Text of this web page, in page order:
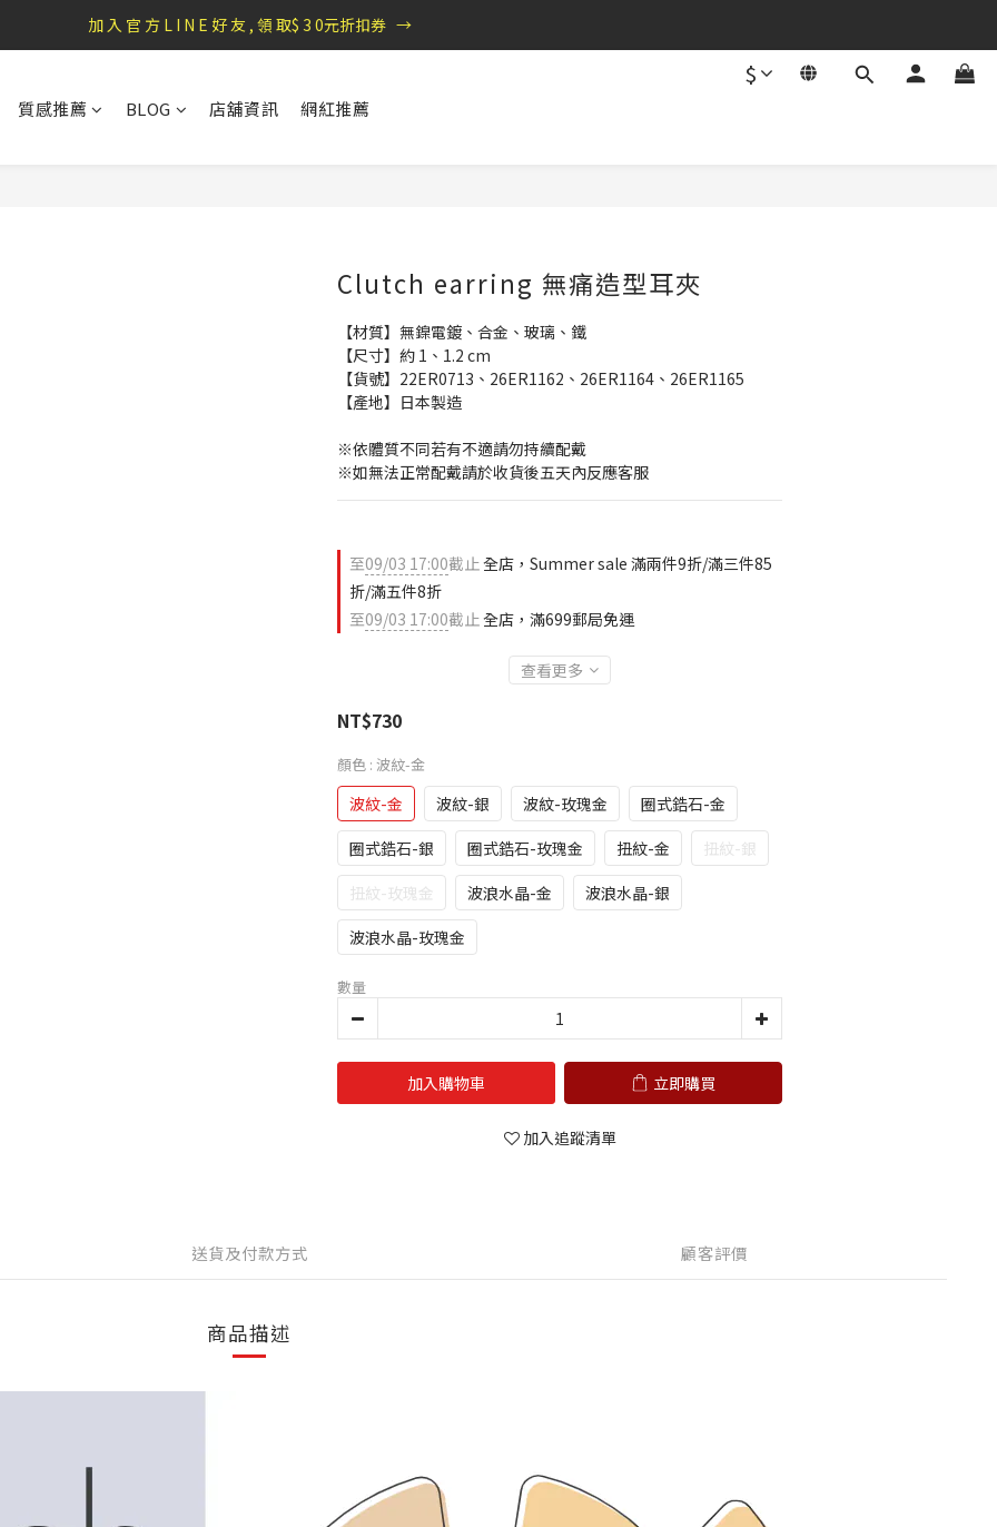
盛夏祭典：全館滿1000折100，滿2000贈『自粘式多功能包巾』
加 入 官 方 L I N E 好 友 , 領 取$ 3 0元折扣券   →
$
質感推薦 BLOG 店舖資訊 網紅推薦
Clutch earring 無痛造型耳夾
【材質】無鎳電鍍、合金、玻璃、鐵
【尺寸】約 1、1.2 cm
【貨號】22ER0713、26ER1162、26ER1164、26ER1165
【產地】日本製造
※依體質不同若有不適請勿持續配戴
※如無法正常配戴請於收貨後五天內反應客服
至09/03 17:00截止全店，Summer sale 滿兩件9折/滿三件85
折/滿五件8折
至09/03 17:00截止全店，滿699郵局免運
查看更多
NT$730
顏色 : 波紋-金
波紋-金 波紋-銀 波紋-玫瑰金
圈式鋯石-金
圈式鋯石-銀
圈式鋯石-玫瑰金 扭紋-金
扭紋-銀
扭紋-玫瑰金
波浪水晶-金
波浪水晶-銀
波浪水晶-玫瑰金
數量
加入購物車 立即購買
加入追蹤清單
送貨及付款方式 顧客評價
商品描述